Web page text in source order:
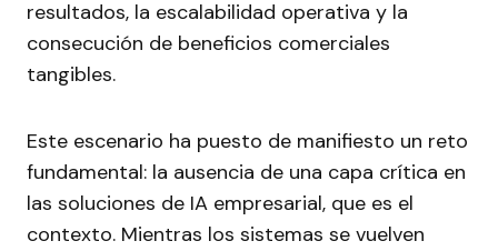
resultados, la escalabilidad operativa y la
consecución de beneficios comerciales
tangibles.
Este escenario ha puesto de manifiesto un reto
fundamental: la ausencia de una capa crítica en
las soluciones de IA empresarial, que es el
contexto. Mientras los sistemas se vuelven